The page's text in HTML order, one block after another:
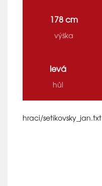
178 cm
výška
levá
hůl
hraci/setikovsky_jan.txt